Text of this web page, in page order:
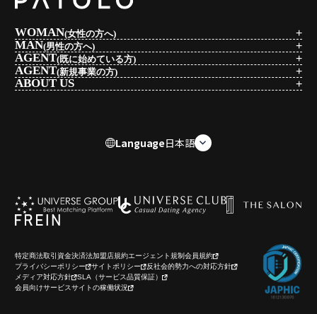
WOMAN(女性の方へ)
MAN(男性の方へ)
AGENT(既に始めている方)
AGENT(新規事業の方)
ABOUT US
Language日本語
特定商法取引 資金決済法加盟店規約エージェント規制会員規約
プライバシーポリシー
サイトポリシー
反社会的勢力への対応方針
メディア対応方針
SLA（サービス品質保証）
会員向けサービスサイトの稼働状況